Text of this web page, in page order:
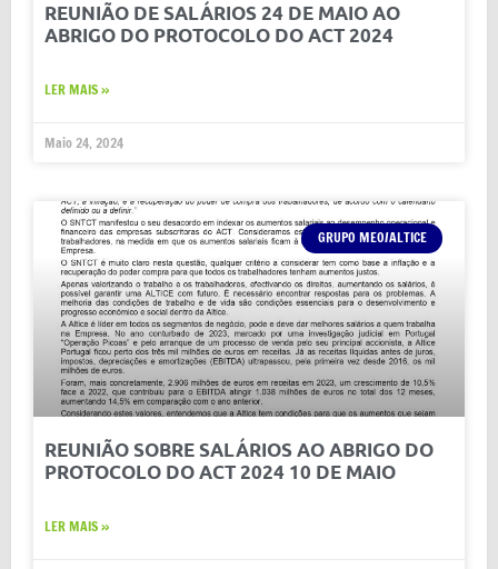
REUNIÃO DE SALÁRIOS 24 DE MAIO AO
ABRIGO DO PROTOCOLO DO ACT 2024
LER MAIS »
Maio 24, 2024
GRUPO MEO/ALTICE
REUNIÃO SOBRE SALÁRIOS AO ABRIGO DO
PROTOCOLO DO ACT 2024 10 DE MAIO
LER MAIS »